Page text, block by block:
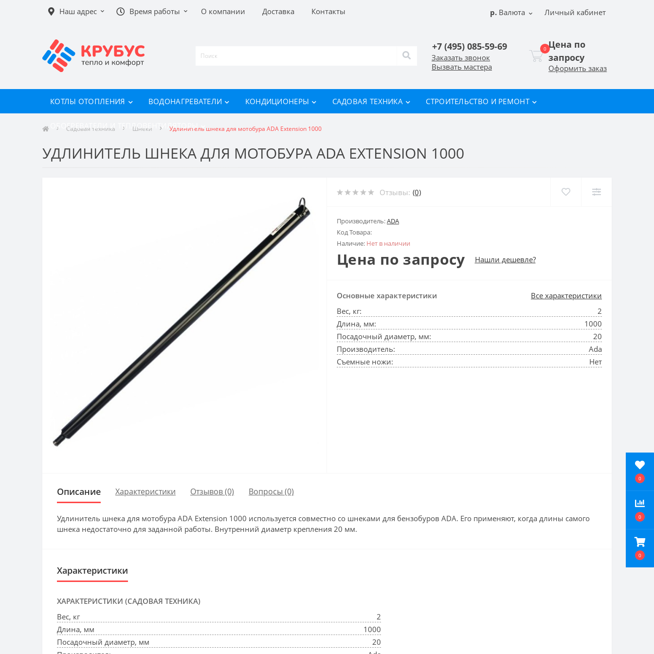
0
0
0
Наш адрес Время работы О компании Доставка Контакты р. Валюта Личный кабинет
+7 (495) 085-59-69
Заказать звонок
Вызвать мастера
0 Цена по
запросу
Оформить заказ
КОТЛЫ ОТОПЛЕНИЯ ВОДОНАГРЕВАТЕЛИ КОНДИЦИОНЕРЫ САДОВАЯ ТЕХНИКА СТРОИТЕЛЬСТВО И РЕМОНТ
ОБОГРЕВАТЕЛИ И ТЕПЛОВЕНТИЛЯТОРЫ
Садовая техника Шнеки Удлинитель шнека для мотобура ADA Extension 1000
УДЛИНИТЕЛЬ ШНЕКА ДЛЯ МОТОБУРА ADA EXTENSION 1000
Отзывы: (0)
Производитель:ADA
Код Товара:
Наличие: Нет в наличии
Цена по запросу Нашли дешевле?
Основные характеристики
Все характеристики
Вес, кг:
2
Длина, мм:
1000
Посадочный диаметр, мм:
20
Производитель:
Ada
Съемные ножи:
Нет
Описание Характеристики Отзывов (0) Вопросы (0)
Удлинитель шнека для мотобура ADA Extension 1000 используется совместно со шнеками для бензобуров ADA. Его применяют, когда длины самого
шнека недостаточно для заданной работы. Внутренний диаметр крепления 20 мм.
Характеристики
ХАРАКТЕРИСТИКИ (САДОВАЯ ТЕХНИКА)
Вес, кг
2
Длина, мм
1000
Посадочный диаметр, мм
20